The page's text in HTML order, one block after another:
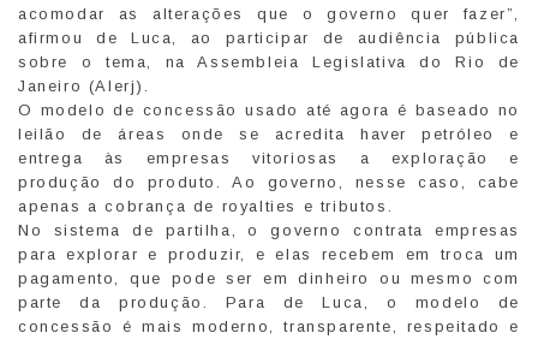
acomodar as alterações que o governo quer fazer”,
afirmou de Luca, ao participar de audiência pública
sobre o tema, na Assembleia Legislativa do Rio de
Janeiro (Alerj).
O modelo de concessão usado até agora é baseado no
leilão de áreas onde se acredita haver petróleo e
entrega às empresas vitoriosas a exploração e
produção do produto. Ao governo, nesse caso, cabe
apenas a cobrança de royalties e tributos.
No sistema de partilha, o governo contrata empresas
para explorar e produzir, e elas recebem em troca um
pagamento, que pode ser em dinheiro ou mesmo com
parte da produção. Para de Luca, o modelo de
concessão é mais moderno, transparente, respeitado e